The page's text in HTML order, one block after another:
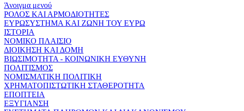
Άνοιγμα μενού
ΡΟΛΟΣ ΚΑΙ ΑΡΜΟΔΙΟΤΗΤΕΣ
ΕΥΡΩΣΥΣΤΗΜΑ ΚΑΙ ΖΩΝΗ ΤΟΥ ΕΥΡΩ
ΙΣΤΟΡΙΑ
ΝΟΜΙΚΟ ΠΛΑΙΣΙΟ
ΔΙΟΙΚΗΣΗ ΚΑΙ ΔΟΜΗ
ΒΙΩΣΙΜΟΤΗΤΑ - ΚΟΙΝΩΝΙΚΗ ΕΥΘΥΝΗ
ΠΟΛΙΤΙΣΜΟΣ
ΝΟΜΙΣΜΑΤΙΚΗ ΠΟΛΙΤΙΚΗ
ΧΡΗΜΑΤΟΠΙΣΤΩΤΙΚΗ ΣΤΑΘΕΡΟΤΗΤΑ
ΕΠΟΠΤΕΙΑ
ΕΞΥΓΙΑΝΣΗ